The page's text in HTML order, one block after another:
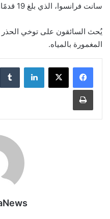
سانت فرانسوا، الذي بلغ 19 قدمًا.
يُحث السائقون على توخي الحذر
المغمورة بالمياه.
لينكدإن